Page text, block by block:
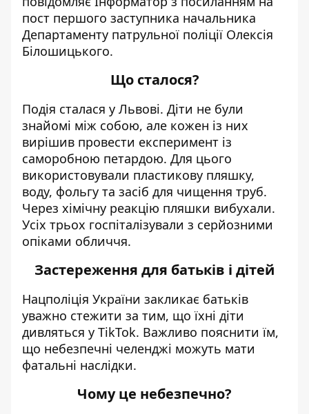
пост першого заступника начальника
Департаменту патрульної поліції Олексія
Білошицького.
Що сталося?
Подія сталася у Львові. Діти не були
знайомі між собою, але кожен із них
вирішив провести експеримент із
саморобною петардою. Для цього
використовували пластикову пляшку,
воду, фольгу та засіб для чищення труб.
Через хімічну реакцію пляшки вибухали.
Усіх трьох госпіталізували з серйозними
опіками обличчя.
Застереження для батьків і дітей
Нацполіція України закликає батьків
уважно стежити за тим, що їхні діти
дивляться у TikTok. Важливо пояснити їм,
що небезпечні челенджі можуть мати
фатальні наслідки.
Чому це небезпечно?